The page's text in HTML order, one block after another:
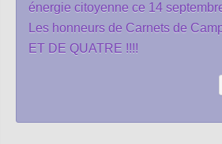
énergie citoyenne ce 14
Les honneurs de Carnets de
ET DE QUATRE !!!!